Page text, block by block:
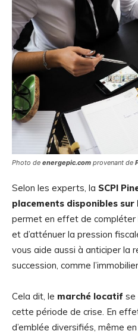
Photo de energepic.com provenant de
Selon les experts, la SCPI
placements disponibles sur
permet en effet de compléter
et d’atténuer la pression
vous aide aussi à anticiper la
succession, comme
Cela dit, le marché locatif se
cette période de crise. En
d’emblée diversifiés, même